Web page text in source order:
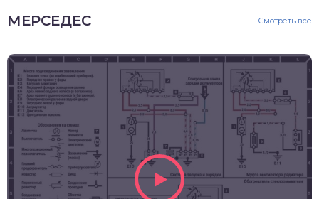
МЕРСЕДЕС Смотреть все